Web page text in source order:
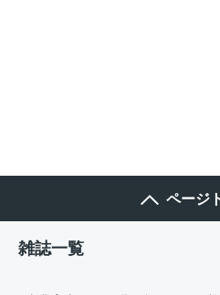
ページ
雑誌一覧